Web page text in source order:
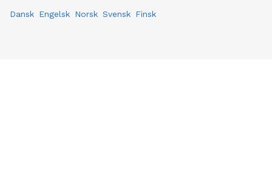
Dansk Engelsk Norsk Svensk Finsk